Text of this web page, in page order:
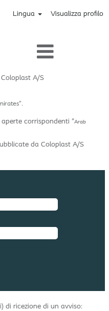
Lingua Visualizza profilo
A/S(pagina
corrispondenti "Arab
da Coloplast A/S
di ricezione di un avviso: